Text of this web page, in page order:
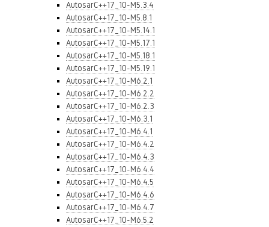
AutosarC++17_10-M5.3.4
AutosarC++17_10-M5.8.1
AutosarC++17_10-M5.14.1
AutosarC++17_10-M5.17.1
AutosarC++17_10-M5.18.1
AutosarC++17_10-M5.19.1
AutosarC++17_10-M6.2.1
AutosarC++17_10-M6.2.2
AutosarC++17_10-M6.2.3
AutosarC++17_10-M6.3.1
AutosarC++17_10-M6.4.1
AutosarC++17_10-M6.4.2
AutosarC++17_10-M6.4.3
AutosarC++17_10-M6.4.4
AutosarC++17_10-M6.4.5
AutosarC++17_10-M6.4.6
AutosarC++17_10-M6.4.7
AutosarC++17_10-M6.5.2